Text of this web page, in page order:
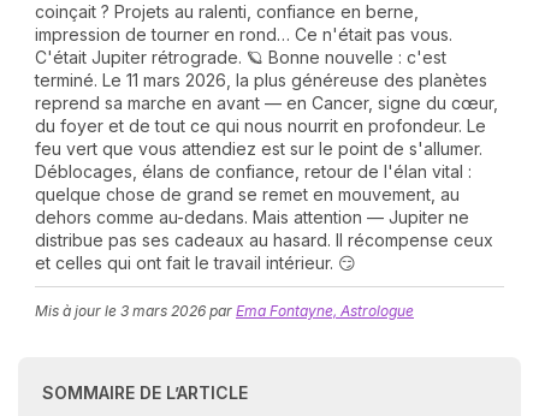
coinçait ? Projets au ralenti, confiance en berne,
impression de tourner en rond… Ce n'était pas vous.
C'était Jupiter rétrograde. 🪐 Bonne nouvelle : c'est
terminé. Le 11 mars 2026, la plus généreuse des planètes
reprend sa marche en avant — en Cancer, signe du cœur,
du foyer et de tout ce qui nous nourrit en profondeur. Le
feu vert que vous attendiez est sur le point de s'allumer.
Déblocages, élans de confiance, retour de l'élan vital :
quelque chose de grand se remet en mouvement, au
dehors comme au-dedans. Mais attention — Jupiter ne
distribue pas ses cadeaux au hasard. Il récompense ceux
et celles qui ont fait le travail intérieur. 😏
Mis à jour le 3 mars 2026 par Ema Fontayne, Astrologue
SOMMAIRE DE L’ARTICLE